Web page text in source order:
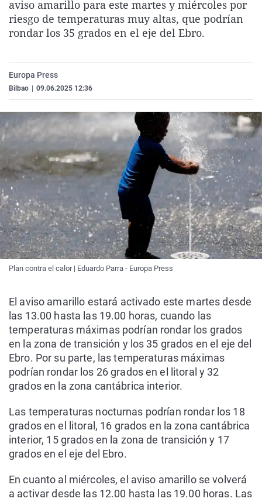
La rosa de los vientos
Gente viajera
Caso
Retornados
Extremadura
Galicia
Virales
Televisión
aviso amarillo para este martes y miércoles por
riesgo de temperaturas muy altas, que podrían
rondar los 35 grados en el eje del Ebro.
Europa Press
Bilbao 09.06.2025 12:36
Plan contra el calor | Eduardo Parra - Europa Press
El aviso amarillo estará activado este martes desde
las 13.00 hasta las 19.00 horas, cuando las
temperaturas máximas podrían rondar los grados
en la zona de transición y los 35 grados en el eje del
Ebro. Por su parte, las temperaturas máximas
podrían rondar los 26 grados en el litoral y 32
grados en la zona cantábrica interior.
Las temperaturas nocturnas podrían rondar los 18
grados en el litoral, 16 grados en la zona cantábrica
interior, 15 grados en la zona de transición y 17
grados en el eje del Ebro.
En cuanto al miércoles, el aviso amarillo se volverá
a activar desde las 12.00 hasta las 19.00 horas. Las